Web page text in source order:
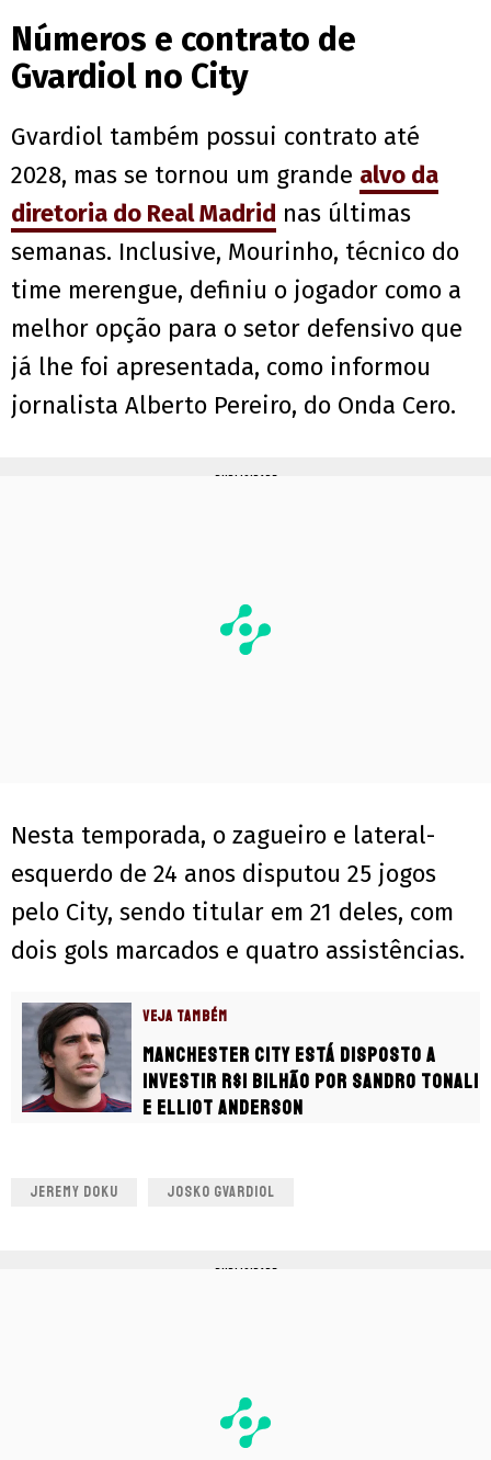
Números e contrato de
Gvardiol no City
Gvardiol também possui contrato até
2028, mas se tornou um grande alvo da
diretoria do Real Madrid nas últimas
semanas. Inclusive, Mourinho, técnico do
time merengue, definiu o jogador como a
melhor opção para o setor defensivo que
já lhe foi apresentada, como informou
jornalista Alberto Pereiro, do Onda Cero.
PUBLICIDADE
Nesta temporada, o zagueiro e lateral-
esquerdo de 24 anos disputou 25 jogos
pelo City, sendo titular em 21 deles, com
dois gols marcados e quatro assistências.
VEJA TAMBÉM
Manchester City está disposto a
investir R$1 bilhão por Sandro Tonali
e Elliot Anderson
JEREMY DOKU JOSKO GVARDIOL
PUBLICIDADE